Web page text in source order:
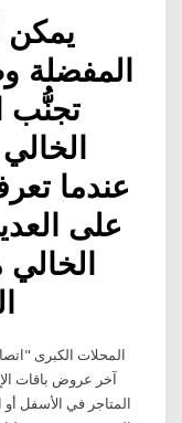
المفضلة
تجنُّب
عندما
على
المحلات الكبرى
آخر عروض باقات